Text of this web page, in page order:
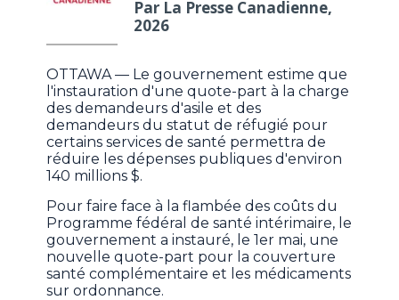
Par La Presse Canadienne,
2026
OTTAWA — Le gouvernement estime que
l'instauration d'une quote-part à la charge
des demandeurs d'asile et des
demandeurs du statut de réfugié pour
certains services de santé permettra de
réduire les dépenses publiques d'environ
140 millions $.
Pour faire face à la flambée des coûts du
Programme fédéral de santé intérimaire, le
gouvernement a instauré, le 1er mai, une
nouvelle quote-part pour la couverture
santé complémentaire et les médicaments
sur ordonnance.